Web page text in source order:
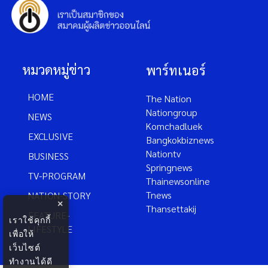
หมวดหมู่ข่าว
HOME
NEWS
EXCLUSIVE
BUSINESS
TV-PROGRAM
NATION-STORY
FEATURE-
LIFESTYLE
พาร์ทเนอร์
The Nation
Nationgroup
Komchadluek
Bangkokbiznews
Nationtv
Springnews
Thainewsonline
Tnews
Thansettakij
×
เราใช้คุกกี้
เพื่อให้
เว็บไซต์
ทำงานได้ดี